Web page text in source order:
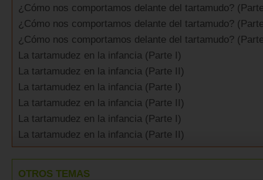
¿Cómo nos comportamos delante del tartamudo?
¿Cómo nos comportamos delante del tartamudo?
¿Cómo nos comportamos delante del tartamudo?
La tartamudez en la infancia (Parte I)
La tartamudez en la infancia (Parte II)
La tartamudez en la infancia (Parte I)
La tartamudez en la infancia (Parte II)
La tartamudez en la infancia (Parte I)
La tartamudez en la infancia (Parte II)
OTROS TEMAS